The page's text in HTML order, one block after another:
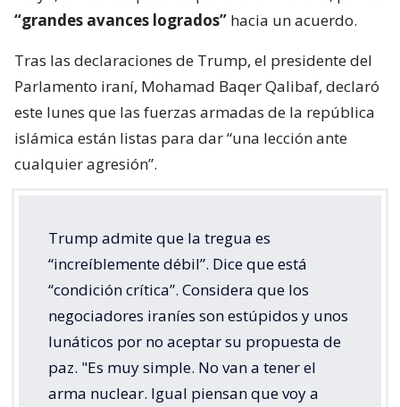
“grandes avances logrados” hacia un acuerdo.
Tras las declaraciones de Trump, el presidente del
Parlamento iraní, Mohamad Baqer Qalibaf, declaró
este lunes que las fuerzas armadas de la república
islámica están listas para dar “una lección ante
cualquier agresión”.
Trump admite que la tregua es
“increíblemente débil”. Dice que está
“condición crítica”. Considera que los
negociadores iraníes son estúpidos y unos
lunáticos por no aceptar su propuesta de
paz. "Es muy simple. No van a tener el
arma nuclear. Igual piensan que voy a